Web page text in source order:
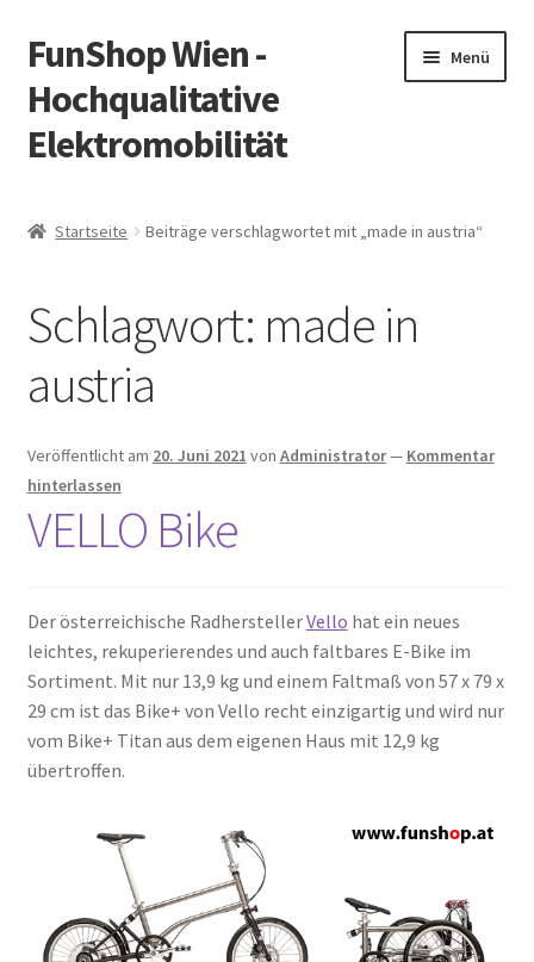
Zur
Navigation
springen
Zum
Inhalt
springen
FunShop Wien -
Hochqualitative
Elektromobilität
Menü
öffnen
Vorsicht Internetbetrug
Über FunShop
Impressum
Zum Onlineshop in der Web Version
Startseite Beiträge verschlagwortet mit „made in austria“
Schlagwort: made in
austria
Veröffentlicht am 20. Juni 2021 von Administrator— Kommentar
hinterlassen
VELLO Bike
Der österreichische RadherstellerVello hat ein neues
leichtes, rekuperierendes und auch faltbares E-Bike im
Sortiment. Mit nur 13,9 kg und einem Faltmaß von 57 x 79 x
29 cm ist das Bike+ von Vello recht einzigartig und wird nur
vom Bike+ Titan aus dem eigenen Haus mit 12,9 kg
übertroffen.